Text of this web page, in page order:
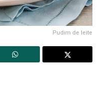
Pudim de leite